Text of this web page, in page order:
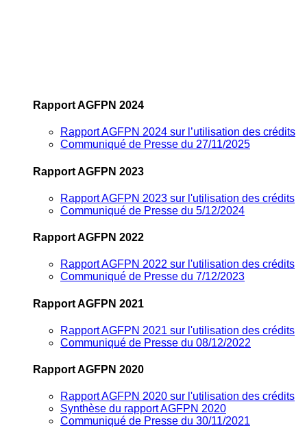
Rapport AGFPN 2024
Rapport AGFPN 2024 sur l’utilisation des crédits
Communiqué de Presse du 27/11/2025
Rapport AGFPN 2023
Rapport AGFPN 2023 sur l'utilisation des crédits
Communiqué de Presse du 5/12/2024
Rapport AGFPN 2022
Rapport AGFPN 2022 sur l'utilisation des crédits
Communiqué de Presse du 7/12/2023
Rapport AGFPN 2021
Rapport AGFPN 2021 sur l'utilisation des crédits
Communiqué de Presse du 08/12/2022
Rapport AGFPN 2020
Rapport AGFPN 2020 sur l'utilisation des crédits
Synthèse du rapport AGFPN 2020
Communiqué de Presse du 30/11/2021